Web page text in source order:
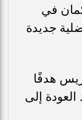
في
جديدة
هدفًا
العودة إلى